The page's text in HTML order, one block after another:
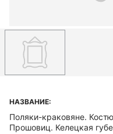
НАЗВАНИЕ:
Поляки-краковяне.
Прошовиц. Келецкая